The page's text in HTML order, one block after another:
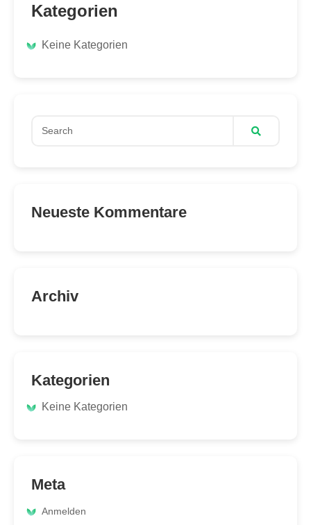
Kategorien
Keine Kategorien
Neueste Kommentare
Archiv
Kategorien
Keine Kategorien
Meta
Anmelden